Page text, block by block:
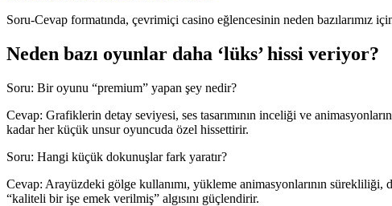
Soru-Cevap formatında, çevrimiçi casino eğlencesinin neden bazılarımız
Neden bazı oyunlar daha ‘lüks’ hissi veriyor?
Soru: Bir oyunu “premium” yapan şey nedir?
Cevap: Grafiklerin detay seviyesi, ses tasarımının inceliği ve
kadar her küçük unsur oyuncuda özel hissettirir.
Soru: Hangi küçük dokunuşlar fark yaratır?
Cevap: Arayüzdeki gölge kullanımı, yükleme animasyonlarının
“kaliteli bir işe emek verilmiş” algısını güçlendirir.